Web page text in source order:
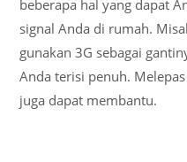
beberapa hal yang dapat
signal Anda di rumah.
gunakan 3G sebagai
Anda terisi penuh.
juga dapat membantu.